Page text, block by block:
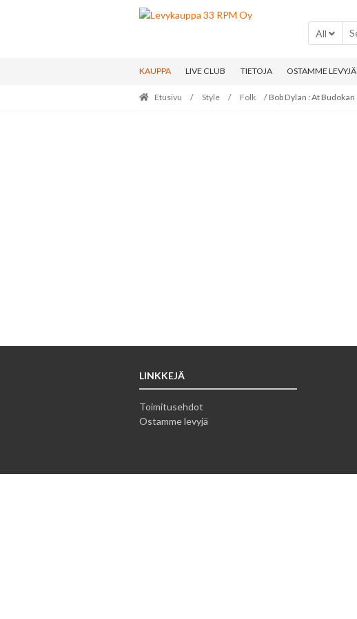
Skip
to
Skip
to
All
KAUPPA LIVE CLUB TIETOJA OSTAMME LEVYJÄ
Etusivu / Style / Folk / Bob Dylan : At Budokan
LINKKEJÄ
Toimitusehdot
Ostamme levyjä